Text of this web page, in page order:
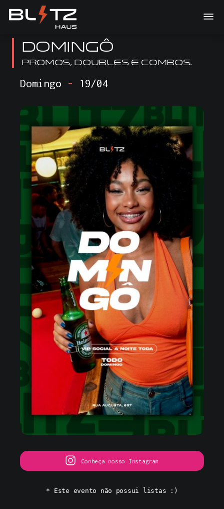
DOMINGÔ
Promos, doubles e combos.
Domingo - 19/04
Conheça nosso Instagram
* Este evento não possui listas :)